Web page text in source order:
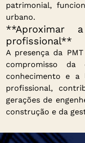
patrimonial,
urbano.
**Aproximar
profissional**
A presença da
compromisso
conhecimento e a
profissional,
gerações de
construção e da